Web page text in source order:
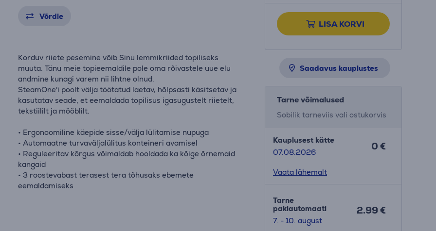
Võrdle
Korduv riiete pesemine võib Sinu lemmikriided topiliseks
muuta. Tänu meie topieemaldile pole oma rõivastele uue elu
andmine kunagi varem nii lihtne olnud.
SteamOne'i poolt välja töötatud laetav, hõlpsasti käsitsetav ja
kasutatav seade, et eemaldada topilisus igasugustelt riietelt,
tekstiililt ja mööblilt.
• Ergonoomiline käepide sisse/välja lülitamise nupuga
• Automaatne turvaväljalülitus konteineri avamisel
• Reguleeritav kõrgus võimaldab hooldada ka kõige õrnemaid
kangaid
• 3 roostevabast terasest tera tõhusaks ebemete
eemaldamiseks
LISA KORVI
Saadavus kauplustes
Tarne võimalused
Sobilik tarneviis vali ostukorvis
Kauplusest kätte
07.08.2026
0 €
Vaata lähemalt
Tarne
pakiautomaati
7. - 10. august
2.99 €